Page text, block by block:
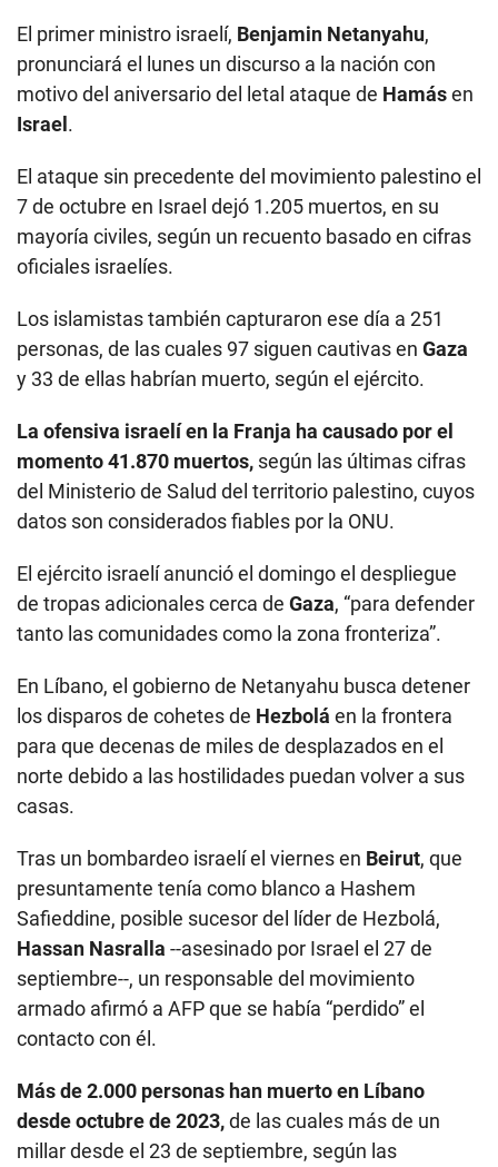
El primer ministro israelí, Benjamin Netanyahu,
pronunciará el lunes un discurso a la nación con
motivo del aniversario del letal ataque de Hamásen
Israel.
El ataque sin precedente del movimiento palestino el
7 de octubre en Israel dejó 1.205 muertos, en su
mayoría civiles, según un recuento basado en cifras
oficiales israelíes.
Los islamistas también capturaron ese día a 251
personas, de las cuales 97 siguen cautivas en Gaza
y 33 de ellas habrían muerto, según el ejército.
La ofensiva israelí en la Franja ha causado por el
momento 41.870 muertos, según las últimas cifras
del Ministerio de Salud del territorio palestino, cuyos
datos son considerados fiables por la ONU.
El ejército israelí anunció el domingo el despliegue
de tropas adicionales cerca de Gaza, “para defender
tanto las comunidades como la zona fronteriza”.
En Líbano, el gobierno de Netanyahu busca detener
los disparos de cohetes de Hezbolá en la frontera
para que decenas de miles de desplazados en el
norte debido a las hostilidades puedan volver a sus
casas.
Tras un bombardeo israelí el viernes en Beirut, que
presuntamente tenía como blanco a Hashem
Safieddine, posible sucesor del líder de Hezbolá,
Hassan Nasralla --asesinado por Israel el 27 de
septiembre--, un responsable del movimiento
armado afirmó a AFP que se había “perdido” el
contacto con él.
Más de 2.000 personas han muerto en Líbano
desde octubre de 2023,de las cuales más de un
millar desde el 23 de septiembre, según las